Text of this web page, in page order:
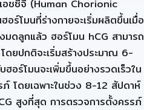
อชซีจี (Human Chorionic
ร์โมนที่ร่างกายจะเริ่มผลิตขึ้นเมื่อ
ดลูกแล้ว ฮอร์โมน hCG สามารถ
ดยปกติจะเริ่มสร้างประมาณ 6-
อร์โมนจะเพิ่มขึ้นอย่างรวดเร็วใน
โดยเฉพาะในช่วง 8-12 สัปดาห์
สูงที่สุด การตรวจการตั้งครรภ์